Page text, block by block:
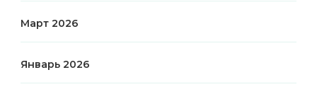
Март 2026
Январь 2026